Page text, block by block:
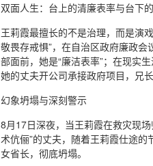
双面人生：台上的清廉表率与台下
王莉霞最擅长的不是治理，而是演
敬畏存戒惧”，在自治区政府廉政
部面前，她是“廉洁表率”；在现实
她的丈夫开公司承接政府项目，兄
幻象坍塌与深刻警示
8月17日深夜，当王莉霞在救灾现
术伉俪”的丈夫，随着王莉霞仕途
女省长，彻底坍塌。